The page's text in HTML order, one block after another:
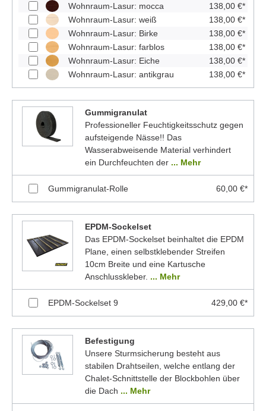
Wohnraum-Lasur: mocca
138,00 €*
Wohnraum-Lasur: weiß
138,00 €*
Wohnraum-Lasur: Birke
138,00 €*
Wohnraum-Lasur: farblos
138,00 €*
Wohnraum-Lasur: Eiche
138,00 €*
Wohnraum-Lasur: antikgrau
138,00 €*
Gummigranulat
Professioneller Feuchtigkeitsschutz gegen
aufsteigende Nässe!! Das
Wasserabweisende Material verhindert
ein Durchfeuchten der ... Mehr
Gummigranulat-Rolle 60,00 €*
EPDM-Sockelset
Das EPDM-Sockelset beinhaltet die EPDM
Plane, einen selbstklebender Streifen
10cm Breite und eine Kartusche
Anschlusskleber. ... Mehr
EPDM-Sockelset 9 429,00 €*
Befestigung
Unsere Sturmsicherung besteht aus
stabilen Drahtseilen, welche entlang der
Chalet-Schnittstelle der Blockbohlen über
die Dach ... Mehr